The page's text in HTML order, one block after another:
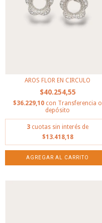
AROS FLOR EN CIRCULO
$40.254,55
$36.229,10 con Transferencia o
depósito
3 cuotas sin interés de
$13.418,18